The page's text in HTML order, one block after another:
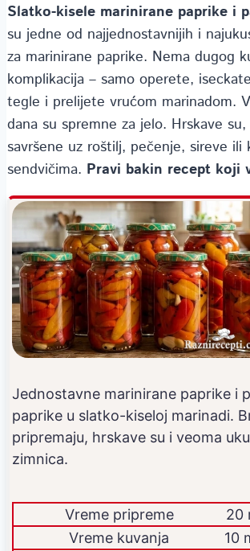
Slatko-kisele marinirane paprike i
su jedne od najjednostavnijih i
za marinirane paprike. Nema dugog
komplikacija – samo operete,
tegle i prelijete vrućom marinadom.
dana su spremne za jelo. Hrskave
savršene uz roštilj, pečenje, sireve ili
sendvičima. Pravi bakin recept koji
Jednostavne marinirane paprike i
paprike u slatko-kiseloj marinadi.
pripremaju, hrskave su i veoma
zimnica.
Vreme pripreme
20
Vreme kuvanja
10